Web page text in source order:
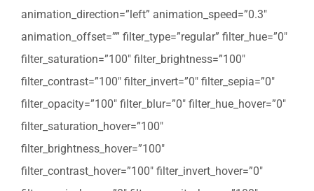
animation_direction=”left” animation_speed=”0.3″
animation_offset=”” filter_type=”regular” filter_hue=”0″
filter_saturation=”100″ filter_brightness=”100″
filter_contrast=”100″ filter_invert=”0″ filter_sepia=”0″
filter_opacity=”100″ filter_blur=”0″ filter_hue_hover=”0″
filter_saturation_hover=”100″
filter_brightness_hover=”100″
filter_contrast_hover=”100″ filter_invert_hover=”0″